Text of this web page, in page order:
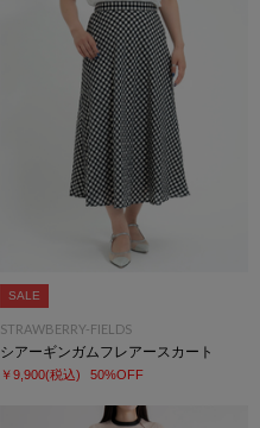
SALE
STRAWBERRY-FIELDS
シアーギンガムフレアースカート
￥9,900(税込) 50%OFF